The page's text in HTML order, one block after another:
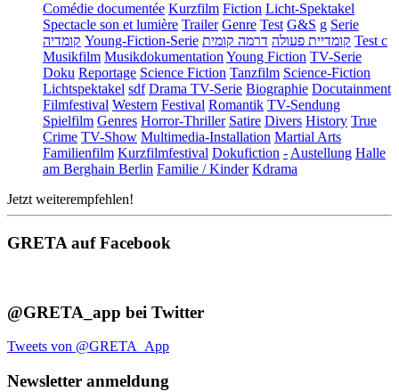
Comédie documentée Kurzfilm Fiction Licht-Spektakel
Spectacle son et lumière Trailer Genre Test G&S g Serie
קומדיה Young-Fiction-Serie קומדיית פעולה דרמה קומית
Test c
Musikfilm MusikdokumentationYoung Fiction TV-Serie
Doku Reportage Science Fiction Tanzfilm Science-Fiction
Lichtspektakel sdf Drama TV-Serie Biographie Docutainment
Filmfestival Western Festival Romantik TV-Sendung
Spielfilm Genres Horror-Thriller Satire Divers History True
Crime TV-Show Multimedia-Installation Martial Arts
Familienfilm Kurzfilmfestival Dokufiction -Austellung Halle
am Berghain Berlin Familie / Kinder Kdrama
Jetzt weiterempfehlen!
GRETA auf Facebook
@GRETA_app bei Twitter
Tweets von @GRETA_App
Newsletter anmeldung